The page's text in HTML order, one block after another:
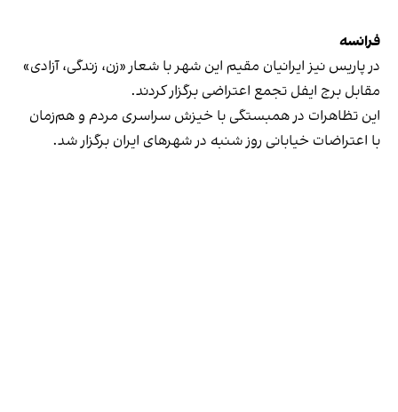
فرانسه
در پاریس نیز ایرانیان مقیم این شهر با شعار «زن، زندگی، آزادی»
مقابل برج ایفل تجمع اعتراضی برگزار کردند.
این تظاهرات در همبستگی با خیزش سراسری مردم و هم‌زمان
با اعتراضات خیابانی روز شنبه در شهرهای ایران برگزار شد.